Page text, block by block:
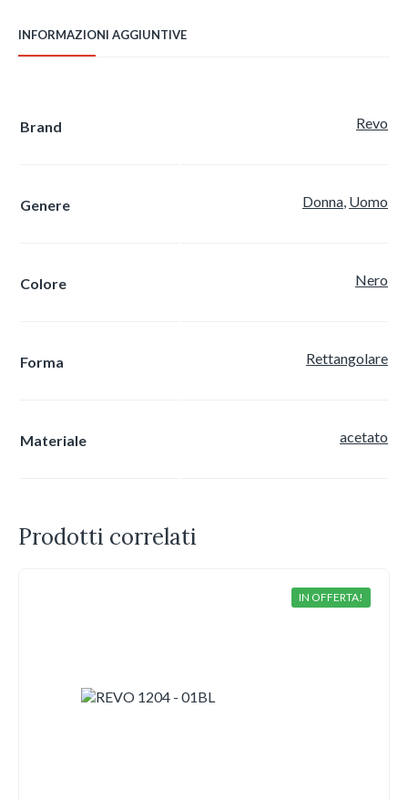
INFORMAZIONI AGGIUNTIVE
Brand Revo
Genere Donna, Uomo
Colore Nero
Forma Rettangolare
Materiale acetato
Prodotti correlati
IN OFFERTA!